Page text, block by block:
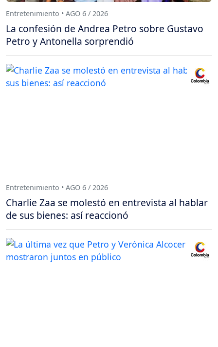
Entretenimiento • AGO 6 / 2026
La confesión de Andrea Petro sobre Gustavo
Petro y Antonella sorprendió
Entretenimiento • AGO 6 / 2026
Charlie Zaa se molestó en entrevista al hablar
de sus bienes: así reaccionó